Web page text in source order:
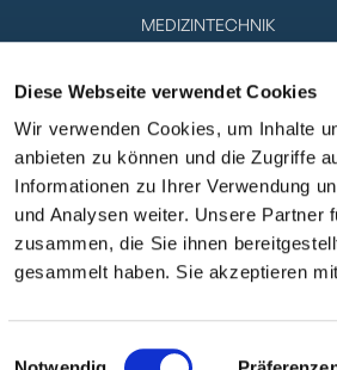
Diese Webseite verwendet Cookies
Wir verwenden Cookies, um Inhalte
anbieten zu können und die Zugriffe
Informationen zu Ihrer Verwendung
und Analysen weiter. Unsere Partner
zusammen, die Sie ihnen
gesammelt haben. Sie akzeptieren
Einwilligungsauswahl
MEDIZINTECHNIK
IT-DIENSTLEISTER &
SOFTWAREHERSTELLER
SOLAR & PHOTOVOLTAIK